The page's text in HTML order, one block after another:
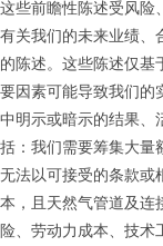
这些前瞻性陈述受风险
有关我们的未来业绩、
的陈述。这些陈述仅基
要因素可能导致我们的
中明示或暗示的结果、
括：我们需要筹集大量
无法以可接受的条款或
本，且天然气管道及连
险、劳动力成本、技术